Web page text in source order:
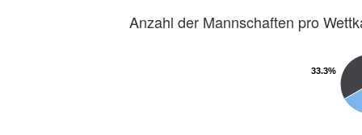
Anzahl der Mannschaften pro
33.3%
33.3%